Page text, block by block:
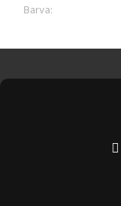
Barva:
p